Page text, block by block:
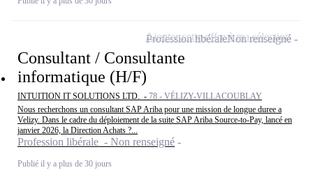
Consultant / Consultante
informatique (H/F)
INTUITION IT SOLUTIONS LTD. - 78 - VÉLIZY-VILLACOUBLAY
Nous recherchons un consultant SAP Ariba pour une mission de longue duree a
Velizy. Dans le cadre du déploiement de la suite SAP Ariba Source-to-Pay, lancé en
janvier 2026, la Direction Achats ?...
Profession libérale - Non renseigné
Publié il y a plus de 30 jours
Profession libéraleNon renseigné
Ajouter cette offre à ma sélection